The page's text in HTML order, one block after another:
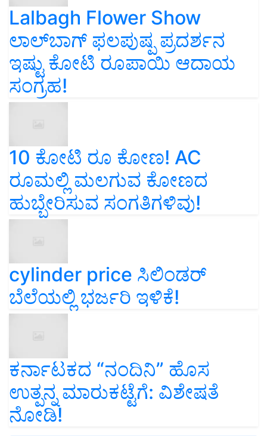
Lalbagh Flower Show
ಲಾಲ್‌ಬಾಗ್ ಫಲಪುಷ್ಪ ಪ್ರದರ್ಶನ
ಇಷ್ಟು ಕೋಟಿ ರೂಪಾಯಿ ಆದಾಯ
ಸಂಗ್ರಹ!
10 ಕೋಟಿ ರೂ ಕೋಣ! AC
ರೂಮಲ್ಲಿ ಮಲಗುವ ಕೋಣದ
ಹುಬ್ಬೇರಿಸುವ ಸಂಗತಿಗಳಿವು!
cylinder price ಸಿಲಿಂಡರ್‌
ಬೆಲೆಯಲ್ಲಿ ಭರ್ಜರಿ ಇಳಿಕೆ!
ಕರ್ನಾಟಕದ “ನಂದಿನಿ” ಹೊಸ
ಉತ್ಪನ್ನ ಮಾರುಕಟ್ಟೆಗೆ: ವಿಶೇಷತೆ
ನೋಡಿ!